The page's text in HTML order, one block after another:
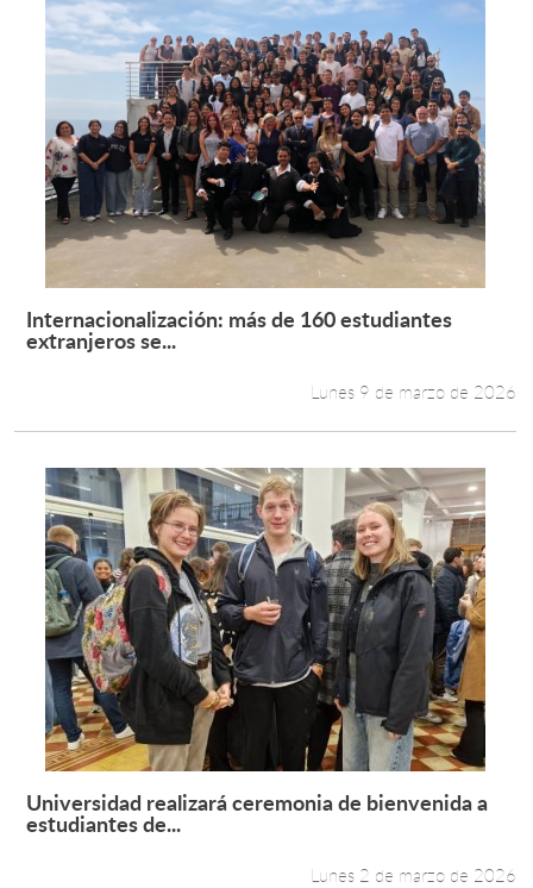
Leer más +
Internacionalización: más de 160 estudiantes
extranjeros se...
Lunes 9 de marzo de 2026
Leer más +
Universidad realizará ceremonia de bienvenida a
estudiantes de...
Lunes 2 de marzo de 2026